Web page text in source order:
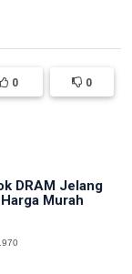
0 0
DRAM Jelang
Murah